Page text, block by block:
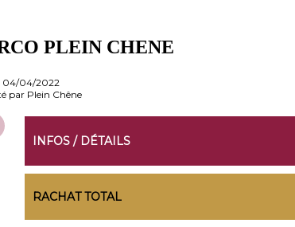
PLEIN CHENE
04/04/2022
par Plein Chêne
INFOS / DÉTAILS
RACHAT TOTAL